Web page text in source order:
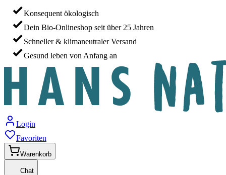
Konsequent ökologisch
Dein Bio-Onlineshop seit über 25 Jahren
Schneller & klimaneutraler Versand
Gesund leben von Anfang an
Login
Favoriten
Warenkorb
Chat